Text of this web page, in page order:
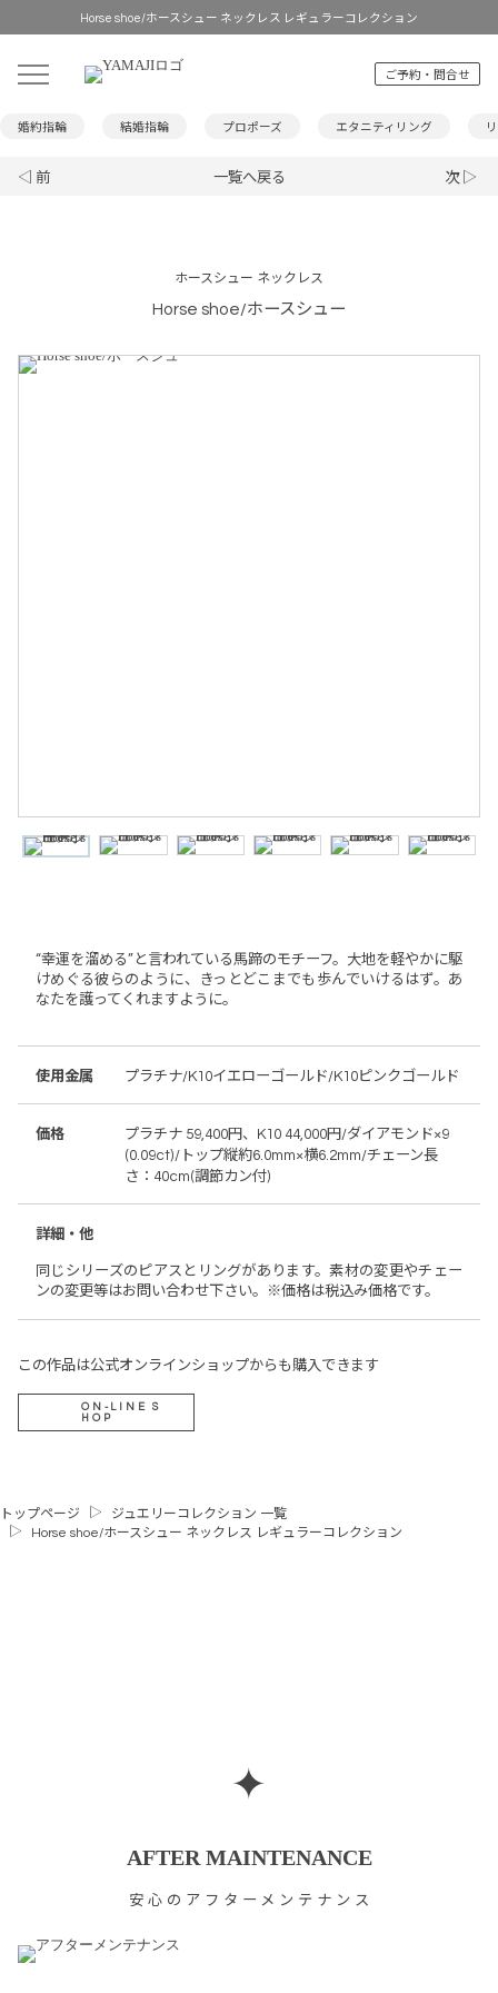
Horse shoe/ホースシュー ネックレス レギュラーコレクション
ご予約・問合せ
婚約指輪 結婚指輪 プロポーズ エタニティリング
◁ 前 一覧へ戻る 次 ▷
ホースシュー ネックレス
Horse shoe/ホースシュー
“幸運を溜める”と言われている馬蹄のモチーフ。大地を軽やかに駆
けめぐる彼らのように、きっとどこまでも歩んでいけるはず。あ
なたを護ってくれますように。
使用金属 プラチナ/K10イエローゴールド/K10ピンクゴールド
価格
プラチナ 59,400円、K10 44,000円/ダイアモンド×9
(0.09ct)/トップ縦約6.0mm×横6.2mm/チェーン長
さ：40cm(調節カン付)
詳細・他
同じシリーズのピアスとリングがあります。素材の変更やチェー
ンの変更等はお問い合わせ下さい。※価格は税込み価格です。
この作品は公式オンラインショップからも購入できます
ON-LINE S
HOP
トップページ
ジュエリーコレクション 一覧
Horse shoe/ホースシュー ネックレス レギュラーコレクション
✦
AFTER MAINTENANCE
安心のアフターメンテナンス